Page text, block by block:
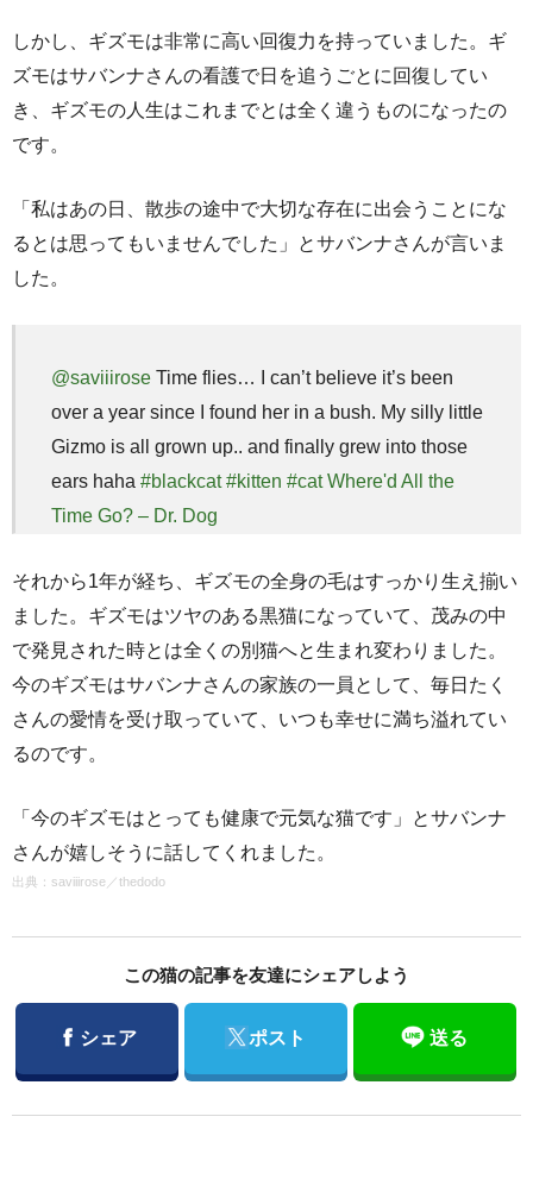
しかし、ギズモは非常に高い回復力を持っていました。ギ
ズモはサバンナさんの看護で日を追うごとに回復してい
き、ギズモの人生はこれまでとは全く違うものになったの
です。
「私はあの日、散歩の途中で大切な存在に出会うことにな
るとは思ってもいませんでした」とサバンナさんが言いま
した。
@saviiiroseTime flies… I can’t believe it’s been
over a year since I found her in a bush. My silly little
Gizmo is all grown up.. and finally grew into those
ears haha #blackcat #kitten #cat Where'd All the
Time Go? – Dr. Dog
それから1年が経ち、ギズモの全身の毛はすっかり生え揃い
ました。ギズモはツヤのある黒猫になっていて、茂みの中
で発見された時とは全くの別猫へと生まれ変わりました。
今のギズモはサバンナさんの家族の一員として、毎日たく
さんの愛情を受け取っていて、いつも幸せに満ち溢れてい
るのです。
「今のギズモはとっても健康で元気な猫です」とサバンナ
さんが嬉しそうに話してくれました。
出典： saviiirose ／thedodo
この猫の記事を友達にシェアしよう
Facebook
シェア Twitter
ポスト 送る